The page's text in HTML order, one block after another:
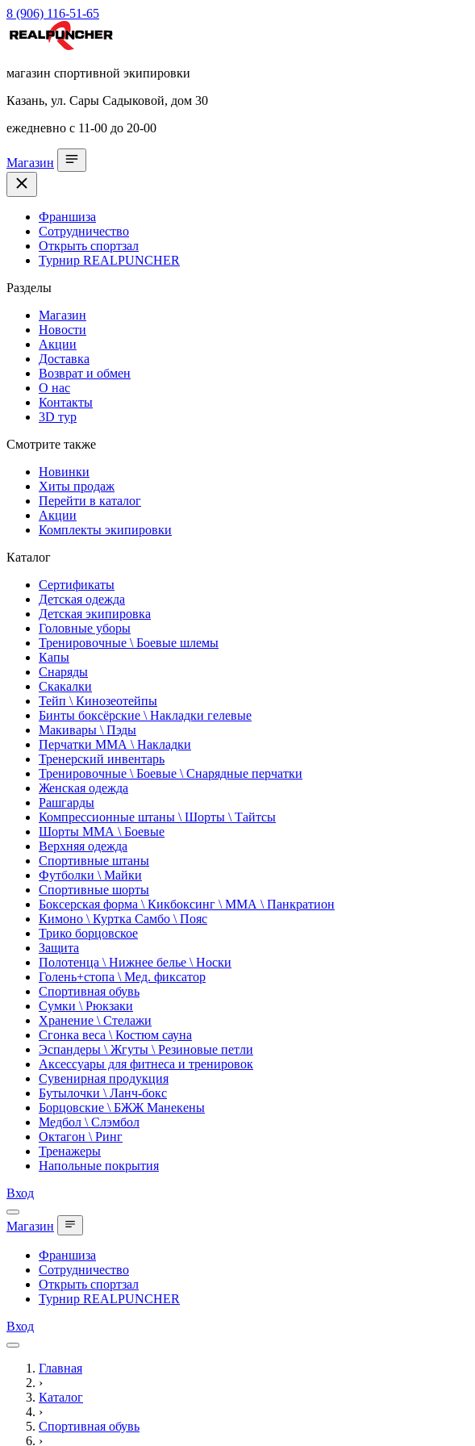
8 (906) 116-51-65
магазин спортивной экипировки
Казань, ул. Сары Садыковой, дом 30
ежедневно с 11-00 до 20-00
Магазин
Франшиза
Сотрудничество
Открыть спортзал
Турнир REALPUNCHER
Разделы
Магазин
Новости
Акции
Доставка
Возврат и обмен
О нас
Контакты
3D тур
Смотрите также
Новинки
Хиты продаж
Перейти в каталог
Акции
Комплекты экипировки
Каталог
Сертификаты
Детская одежда
Детская экипировка
Головные уборы
Тренировочные \ Боевые шлемы
Капы
Снаряды
Скакалки
Тейп \ Кинозеотейпы
Бинты боксёрские \ Накладки гелевые
Макивары \ Пэды
Перчатки ММА \ Накладки
Тренерский инвентарь
Тренировочные \ Боевые \ Снарядные перчатки
Женская одежда
Рашгарды
Компрессионные штаны \ Шорты \ Тайтсы
Шорты ММА \ Боевые
Верхняя одежда
Спортивные штаны
Футболки \ Майки
Спортивные шорты
Боксерская форма \ Кикбоксинг \ ММА \ Панкратион
Кимоно \ Куртка Самбо \ Пояс
Трико борцовское
Защита
Полотенца \ Нижнее белье \ Носки
Голень+стопа \ Мед. фиксатор
Спортивная обувь
Сумки \ Рюкзаки
Хранение \ Стелажи
Сгонка веса \ Костюм сауна
Эспандеры \ Жгуты \ Резиновые петли
Аксессуары для фитнеса и тренировок
Сувенирная продукция
Бутылочки \ Ланч-бокс
Борцовские \ БЖЖ Манекены
Медбол \ Слэмбол
Октагон \ Ринг
Тренажеры
Напольные покрытия
Вход
Магазин
Франшиза
Сотрудничество
Открыть спортзал
Турнир REALPUNCHER
Вход
Главная
›
Каталог
›
Спортивная обувь
›